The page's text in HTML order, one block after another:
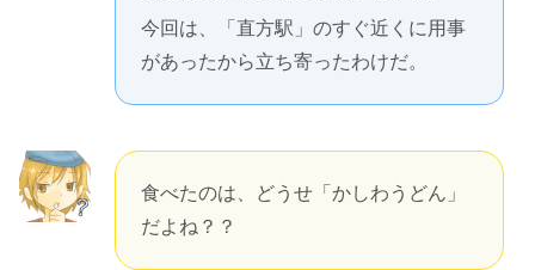
今回は、「直方駅」のすぐ近くに用事
があったから立ち寄ったわけだ。
食べたのは、どうせ「かしわうどん」
だよね？？